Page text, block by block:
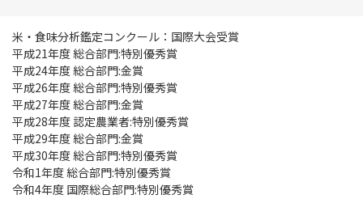
米・食味分析鑑定コンクール：国際大会受賞
平成21年度 総合部門:特別優秀賞
平成24年度 総合部門:金賞
平成26年度 総合部門:特別優秀賞
平成27年度 総合部門:金賞
平成28年度 認定農業者:特別優秀賞
平成29年度 総合部門:金賞
平成30年度 総合部門:特別優秀賞
令和1年度 総合部門:特別優秀賞
令和4年度 国際総合部門:特別優秀賞